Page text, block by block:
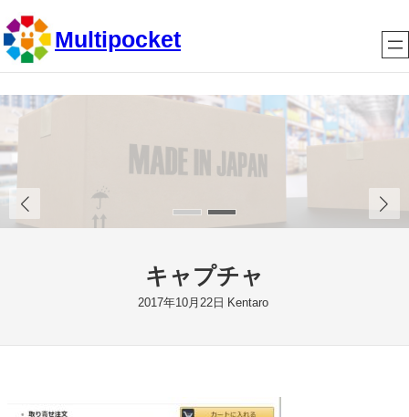
内
容
を
キ
プ
Multipocket
キャプチャ
2017年10月22日 Kentaro